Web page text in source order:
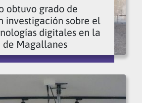
obtuvo grado de
investigación sobre el
digitales en la
de Magallanes